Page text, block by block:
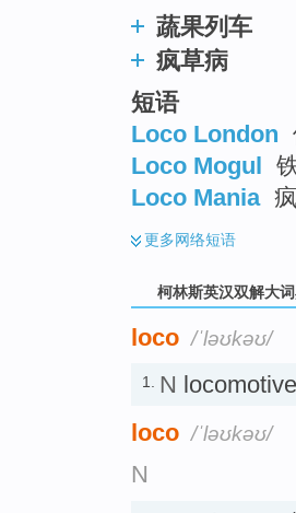
蔬果列车
疯草病
短语
Loco London
Loco Mogul
Loco Mania
更多网络短语
柯林斯英汉双解大
loco /ˈləʊkəʊ/
1. N
loco /ˈləʊkəʊ/
N